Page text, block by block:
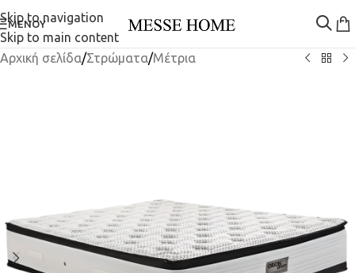
Skip to navigation
Skip to main content
ΜΕΝΟΎ
Αρχική σελίδα/Στρώματα/Μέτρια